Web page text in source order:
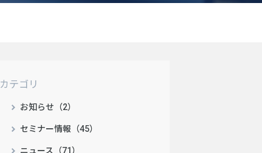
カテゴリ
お知らせ（2）
セミナー情報（45）
ニュース（71）